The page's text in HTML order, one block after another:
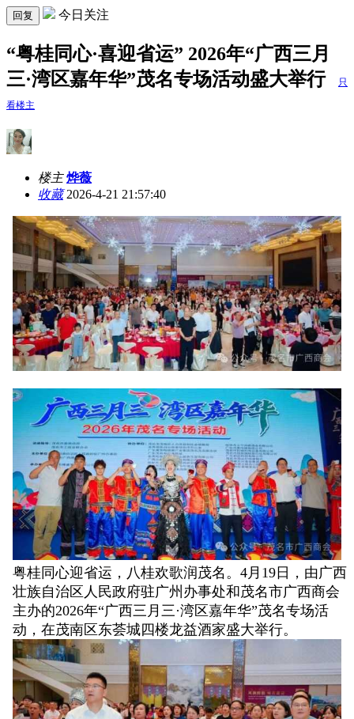
回复 今日关注
“粤桂同心·喜迎省运” 2026年“广西三月
三·湾区嘉年华”茂名专场活动盛大举行
只
看楼主
楼主 烨薇
收藏2026-4-21 21:57:40
粤桂同心迎省运，八桂欢歌润茂名。4月19日，由广西
壮族自治区人民政府驻广州办事处和茂名市广西商会
主办的2026年“广西三月三·湾区嘉年华”茂名专场活
动，在茂南区东荟城四楼龙益酒家盛大举行。